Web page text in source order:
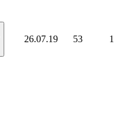
26.07.19 53 1